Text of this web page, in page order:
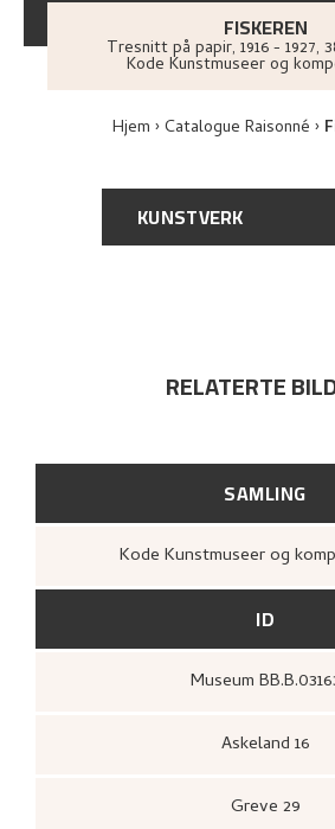
FISKEREN
Tresnitt på papir, 1916 - 1927,
Kode Kunstmuseer og
Hjem Catalogue Raisonné
KUNSTVERK
PROVENIENS
BIBLIOGRAFI
SAMLING
Kode Kunstmuseer og
ID
Museum
Askeland 16
Greve 29
RELATERTE